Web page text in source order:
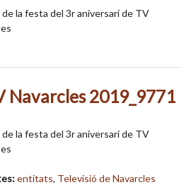
la festa del 3r aniversari de TV
Navarcles 2019_9771
la festa del 3r aniversari de TV
entitats, Televisió de Navarcles